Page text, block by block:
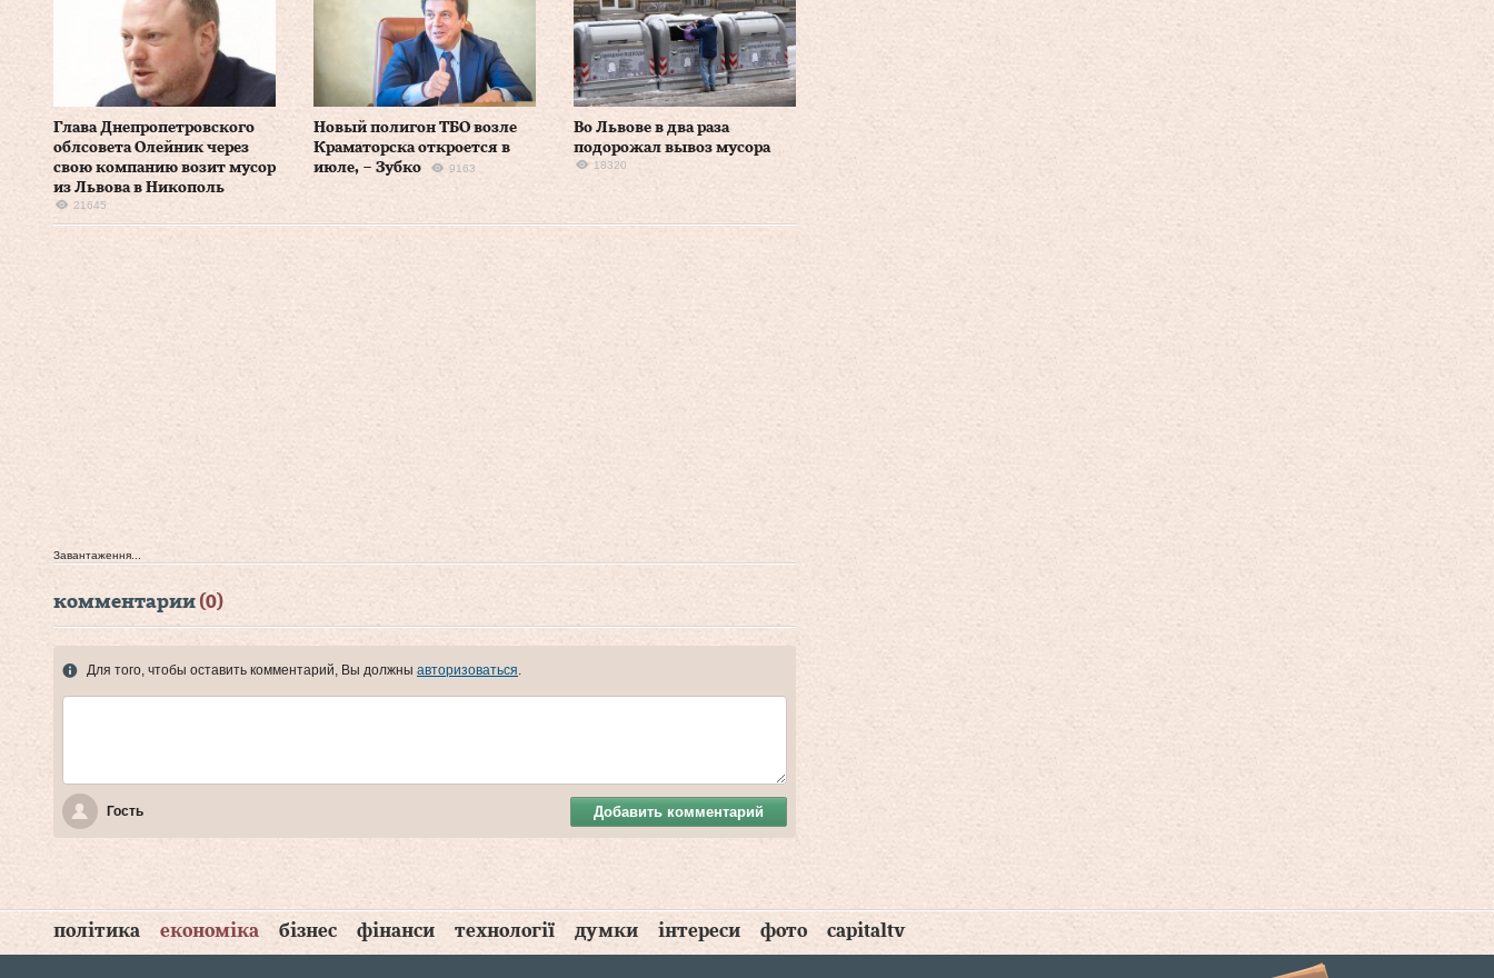
Глава Днепропетровского
облсовета Олейник через
свою компанию возит мусор
из Львова в Никополь
21645
Новый полигон ТБО возле
Краматорска откроется в
июле, – Зубко
9163
Во Львове в два раза
подорожал вывоз мусора
18320
Завантаження...
комментарии (0)
Для того, чтобы оставить комментарий, Вы должны авторизоваться.
Гость Добавить комментарий
політика економіка бізнес фінанси технології думки інтереси фото capitaltv